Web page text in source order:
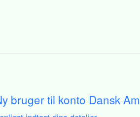
bruger til konto Dansk